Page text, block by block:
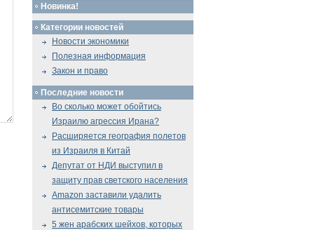
Новинка!
Категории новостей
Новости экономики
Полезная информация
Закон и право
Последние новости
Во сколько может обойтись
Израилю агрессия Ирана?
Расширяется география полетов
из Израиля в Китай
Депутат от НДИ выступил в
защиту прав светского населения
Amazon заставили удалить
антисемитские товары
5 жен арабских шейхов, которых